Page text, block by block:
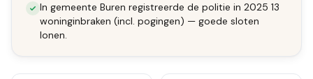
In gemeente Buren registreerde de politie in 2025 13
woninginbraken (incl. pogingen) — goede sloten
lonen.